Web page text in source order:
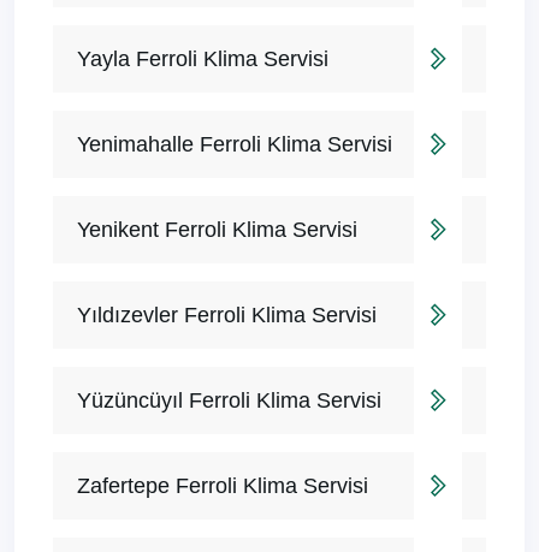
Yayla Ferroli Klima Servisi
Yenimahalle Ferroli Klima Servisi
Yenikent Ferroli Klima Servisi
Yıldızevler Ferroli Klima Servisi
Yüzüncüyıl Ferroli Klima Servisi
Zafertepe Ferroli Klima Servisi